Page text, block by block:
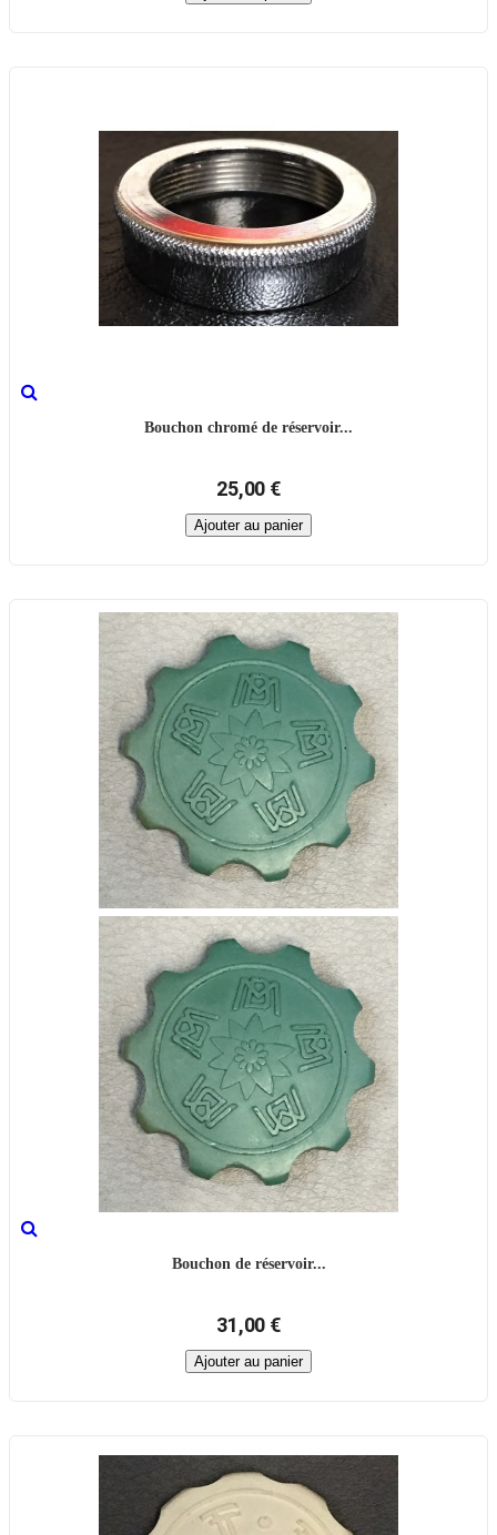
Bouchon chromé de réservoir...
25,00 €
Ajouter au panier
Bouchon de réservoir...
31,00 €
Ajouter au panier